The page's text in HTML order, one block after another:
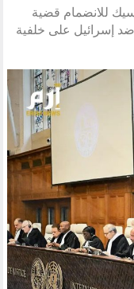
للانضمام قضية
ضد إسرائيل على خلفية